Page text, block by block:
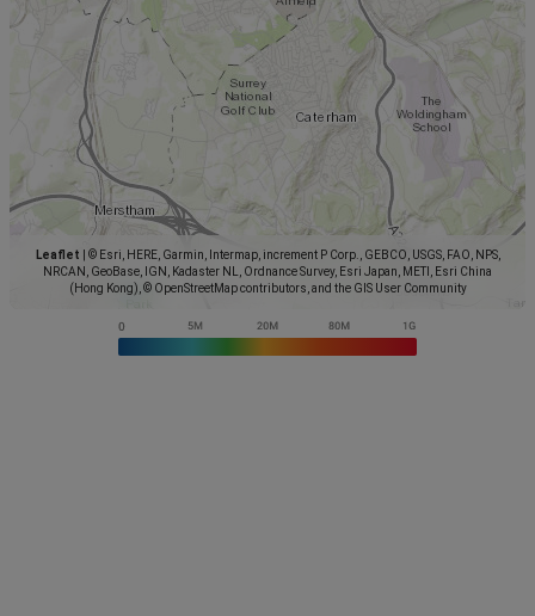
Leaflet
© Esri, HERE, Garmin, Intermap, increment P Corp., GEBCO, USGS, FAO, NPS,
NRCAN, GeoBase, IGN, Kadaster NL, Ordnance Survey, Esri Japan, METI, Esri China
(Hong Kong), © OpenStreetMap contributors, and the GIS User Community